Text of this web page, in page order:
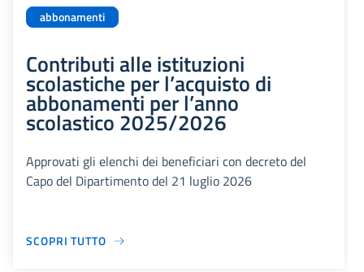
abbonamenti
Contributi alle istituzioni
scolastiche per l’acquisto di
abbonamenti per l’anno
scolastico 2025/2026
Approvati gli elenchi dei beneficiari con decreto del
Capo del Dipartimento del 21 luglio 2026
SCOPRI TUTTO